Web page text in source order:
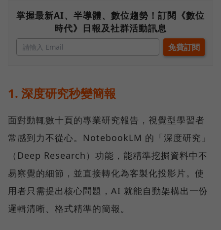
掌握最新AI、半導體、數位趨勢！訂閱《數位
時代》日報及社群活動訊息
1. 深度研究秒變簡報
面對動輒數十頁的專業研究報告，視覺型學習者
常感到力不從心。NotebookLM 的「深度研究」
（Deep Research）功能，能精準挖掘資料中不
易察覺的細節，並直接轉化為客製化投影片。使
用者只需提出核心問題，AI 就能自動架構出一份
邏輯清晰、格式精準的簡報。